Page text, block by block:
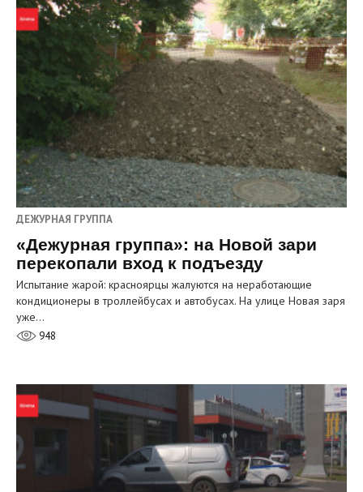
ДЕЖУРНАЯ ГРУППА
«Дежурная группа»: на Новой зари
перекопали вход к подъезду
Испытание жарой: красноярцы жалуются на неработающие
кондиционеры в троллейбусах и автобусах. На улице Новая заря
уже…
948